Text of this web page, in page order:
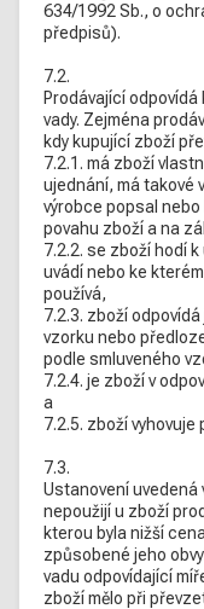
634/1992 Sb., o
předpisů).
7.2.
Prodávající
vady. Zejména
kdy kupující zboží
7.2.1. má zboží
ujednání, má takové
výrobce popsal
povahu zboží a na
7.2.2. se zboží hodí
uvádí nebo ke
používá,
7.2.3. zboží
vzorku nebo
podle smluveného
7.2.4. je zboží v
a
7.2.5. zboží
7.3.
Ustanovení uvedená
nepoužijí u zboží
kterou byla nižší
způsobené jeho
vadu odpovídající
zboží mělo při